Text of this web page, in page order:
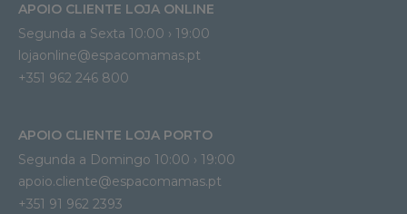
APOIO CLIENTE LOJA ONLINE
Segunda a Sexta 10:00 › 19:00
lojaonline@espacomamas.pt
+351 962 246 800
APOIO CLIENTE LOJA PORTO
Segunda a Domingo 10:00 › 19:00
apoio.cliente@espacomamas.pt
+351 91 962 2393